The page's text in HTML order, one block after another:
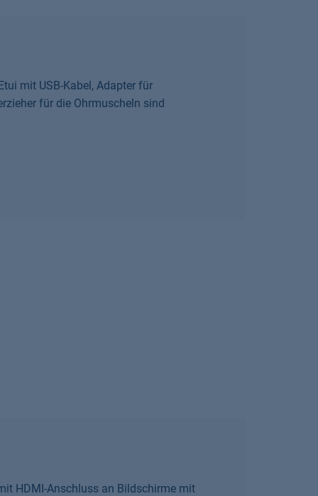
mit USB-Kabel, Adapter für
für die Ohrmuscheln sind
HDMI-Anschluss an Bildschirme mit